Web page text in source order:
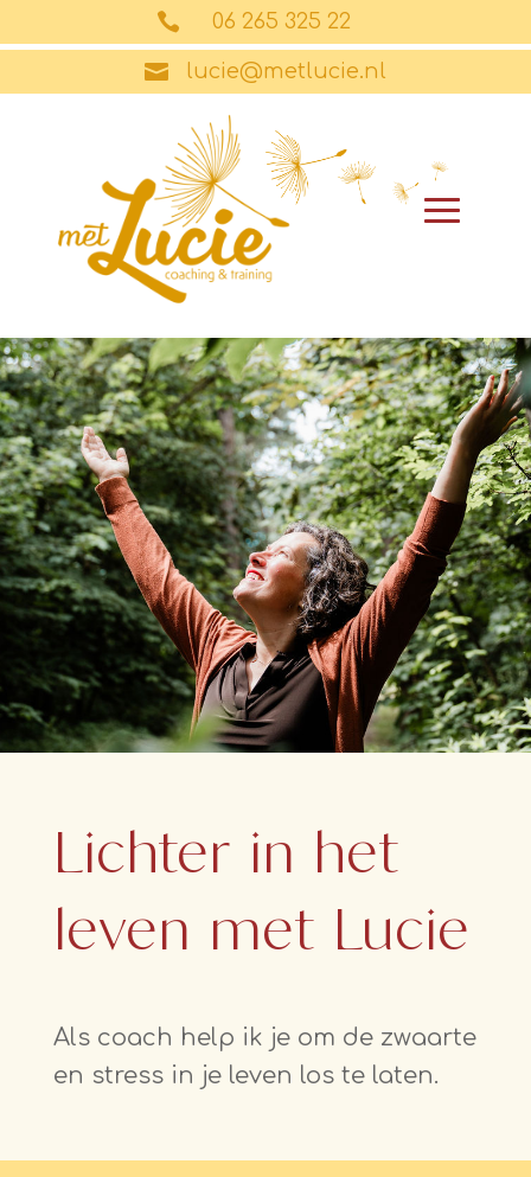
 06 265 325 22
 lucie@metlucie.nl
Lichter in het
leven met Lucie
Als coach help ik je om de zwaarte
en stress in je leven los te laten.